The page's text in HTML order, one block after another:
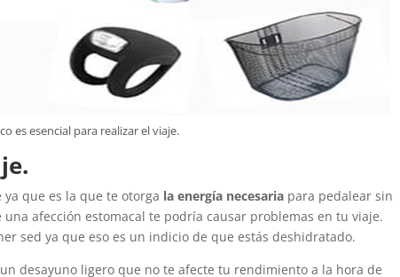
es esencial para realizar el viaje.
que es la que te otorga la energía necesaria para pedalear sin
afección estomacal te podría causar problemas en tu viaje.
sed ya que eso es un indicio de que estás deshidratado.
desayuno ligero que no te afecte tu rendimiento a la hora de